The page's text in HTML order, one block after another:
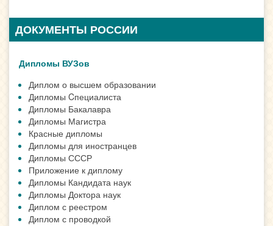
ДОКУМЕНТЫ РОССИИ
Дипломы ВУЗов
Диплом о высшем образовании
Дипломы Cпециалиста
Дипломы Бакалавра
Дипломы Магистра
Красные дипломы
Дипломы для иностранцев
Дипломы СССР
Приложение к диплому
Дипломы Кандидата наук
Дипломы Доктора наук
Диплом с реестром
Диплом с проводкой